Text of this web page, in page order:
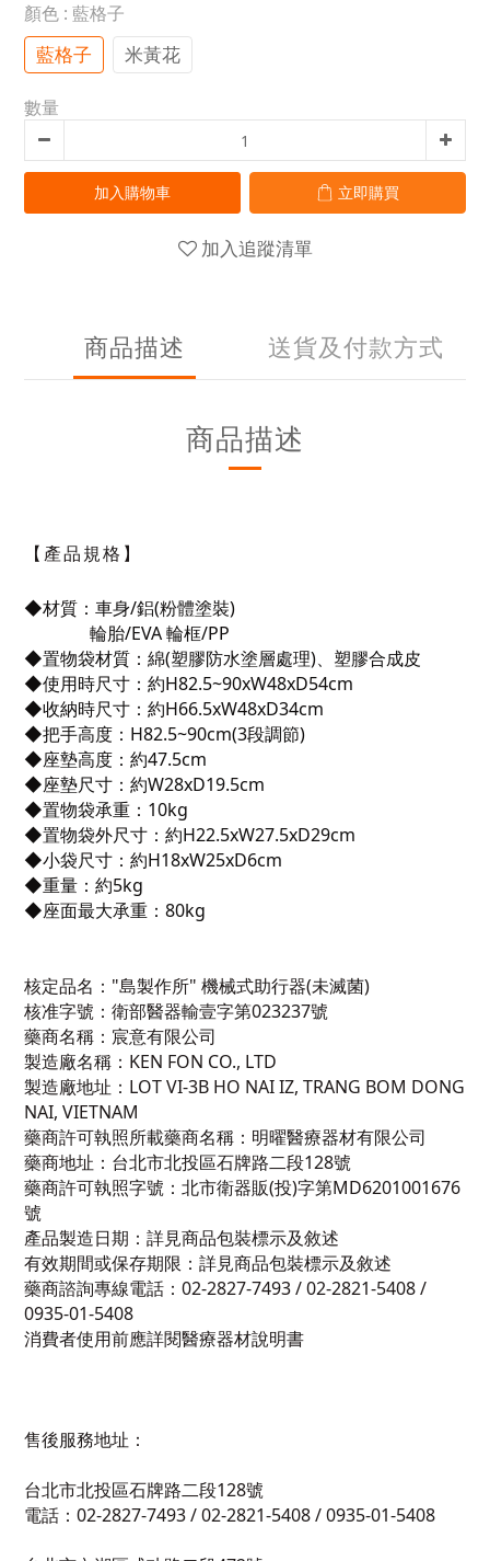
顏色 : 藍格子
藍格子 米黃花
數量
加入購物車 立即購買
加入追蹤清單
商品描述 送貨及付款方式
商品描述
【產品規格】
◆材質：車身/鋁(粉體塗裝)
輪胎/EVA 輪框/PP
◆置物袋材質：綿(塑膠防水塗層處理)、塑膠合成皮
◆使用時尺寸：約H82.5~90xW48xD54cm
◆收納時尺寸：約H66.5xW48xD34cm
◆把手高度：H82.5~90cm(3段調節)
◆座墊高度：約47.5cm
◆座墊尺寸：約W28xD19.5cm
◆置物袋承重：10kg
◆置物袋外尺寸：約H22.5xW27.5xD29cm
◆小袋尺寸：約H18xW25xD6cm
◆重量：約5kg
◆座面最大承重：80kg
核定品名："島製作所" 機械式助行器(未滅菌)
核准字號：衛部醫器輸壹字第023237號
藥商名稱：宸意有限公司
製造廠名稱：KEN FON CO., LTD
製造廠地址：LOT VI-3B HO NAI IZ, TRANG BOM DONG
NAI, VIETNAM
藥商許可執照所載藥商名稱：明曜醫療器材有限公司
藥商地址：台北市北投區石牌路二段128號
藥商許可執照字號：北市衛器販(投)字第MD6201001676
號
產品製造日期：詳見商品包裝標示及敘述
有效期間或保存期限：詳見商品包裝標示及敘述
藥商諮詢專線電話：02-2827-7493 / 02-2821-5408 /
0935-01-5408
消費者使用前應詳閱醫療器材說明書
售後服務地址：
台北市北投區石牌路二段128號
電話：02-2827-7493 / 02-2821-5408 / 0935-01-5408